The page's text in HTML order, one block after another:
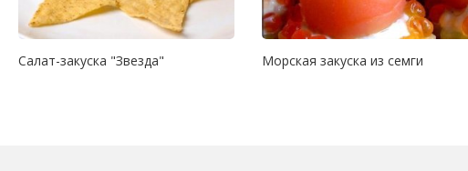
Салат-закуска "Звезда" Морская закуска из семги